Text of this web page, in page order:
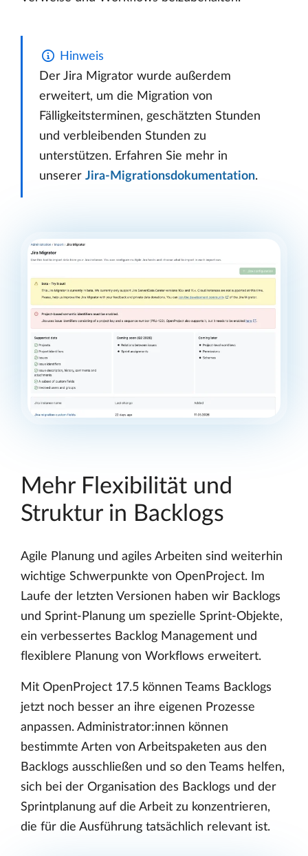
Hinweis
Der Jira Migrator wurde außerdem
erweitert, um die Migration von
Fälligkeitsterminen, geschätzten Stunden
und verbleibenden Stunden zu
unterstützen. Erfahren Sie mehr in
unserer Jira-Migrationsdokumentation.
Mehr Flexibilität und
Struktur in Backlogs
Agile Planung und agiles Arbeiten sind weiterhin
wichtige Schwerpunkte von OpenProject. Im
Laufe der letzten Versionen haben wir Backlogs
und Sprint-Planung um spezielle Sprint-Objekte,
ein verbessertes Backlog Management und
flexiblere Planung von Workflows erweitert.
Mit OpenProject 17.5 können Teams Backlogs
jetzt noch besser an ihre eigenen Prozesse
anpassen. Administrator:innen können
bestimmte Arten von Arbeitspaketen aus den
Backlogs ausschließen und so den Teams helfen,
sich bei der Organisation des Backlogs und der
Sprintplanung auf die Arbeit zu konzentrieren,
die für die Ausführung tatsächlich relevant ist.